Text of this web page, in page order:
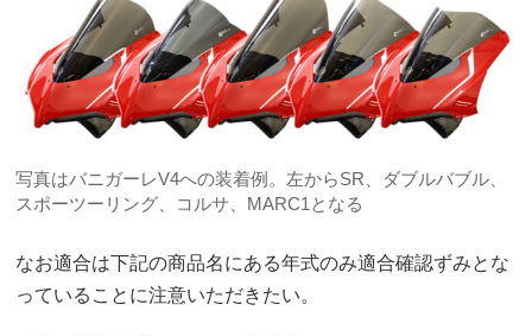
写真はバニガーレV4への装着例。左からSR、ダブルバブル、
スポーツーリング、コルサ、MARC1となる
なお適合は下記の商品名にある年式のみ適合確認ずみとな
っていることに注意いただきたい。